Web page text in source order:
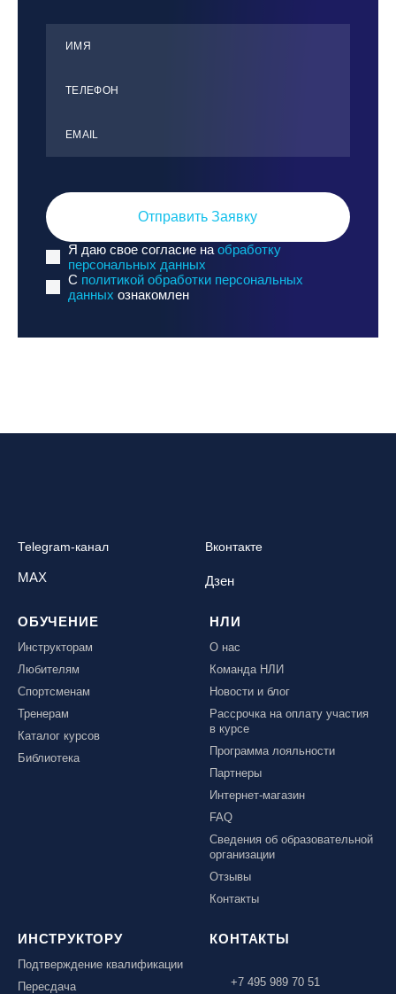
ИМЯ
ТЕЛЕФОН
ЕMАIL
Отправить Заявку
Я даю свое согласие на обработку
персональных данных
C политикой обработки персональных
данных ознакомлен
Telegram-канал Вконтакте
MAX Дзен
ОБУЧЕНИЕ
Инструкторам
Любителям
Спортсменам
Тренерам
Каталог курсов
Библиотека
НЛИ
О нас
Команда НЛИ
Новости и блог
Рассрочка на оплату участия
в курсе
Программа лояльности
Партнеры
Интернет-магазин
FAQ
Сведения об образовательной
организации
Отзывы
Контакты
ИНСТРУКТОРУ
Подтверждение квалификации
Пересдача
КОНТАКТЫ
+7 495 989 70 51